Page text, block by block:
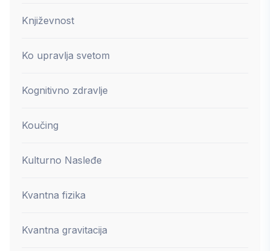
Književnost
Ko upravlja svetom
Kognitivno zdravlje
Koučing
Kulturno Nasleđe
Kvantna fizika
Kvantna gravitacija